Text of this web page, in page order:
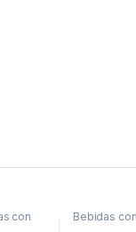
con
Bebidas